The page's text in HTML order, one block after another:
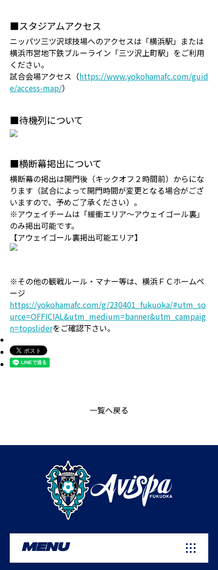
■スタジアムアクセス
ニッパツ三ツ沢球技場へのアクセスは「横浜駅」または
横浜市営地下鉄ブルーライン「三ツ沢上町駅」をご利用
ください。
試合会場アクセス（https://www.yokohamafc.com/guid
e/access-map/）
■待機列について
■横断幕掲出について
横断幕の掲出は開門後（キックオフ２時間前）からにな
ります（試合によって開門時間が変更となる場合がござ
いますので、予めご了承ください）。
※アウェイチームは「緩衝エリア〜アウェイゴール裏」
のみ掲出可能です。
【アウェイゴール裏掲出可能エリア】
※その他の観戦ルール・マナー等は、横浜ＦＣホームペ
ージ
https://yokohamafc.com/g/230401_fukuoka/#utm_so
urce=OFFICIAL&utm_medium=banner&utm_campaig
n=topsliderをご確認下さい。
一覧へ戻る
MENU